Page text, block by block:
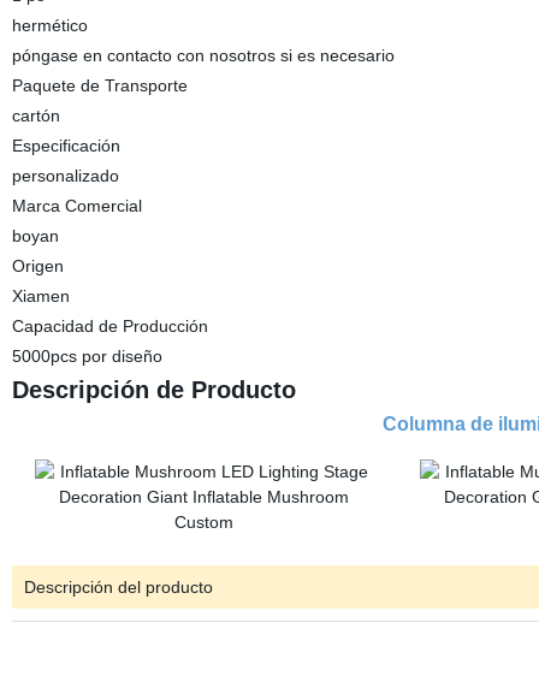
hermético
póngase en contacto con nosotros si es necesario
Paquete de Transporte
cartón
Especificación
personalizado
Marca Comercial
boyan
Origen
Xiamen
Capacidad de Producción
5000pcs por diseño
Descripción de Producto
Columna de
Descripción del producto